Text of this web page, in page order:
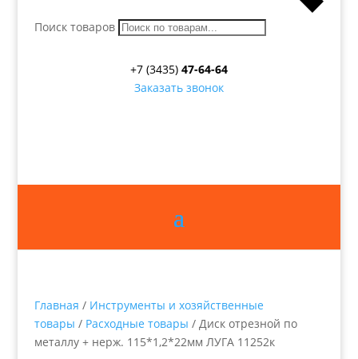
Поиск товаров
+7 (3435) 47-64-64
Заказать звонок
Главная / Инструменты и хозяйственные
товары / Расходные товары / Диск отрезной по
металлу + нерж. 115*1,2*22мм ЛУГА 11252к